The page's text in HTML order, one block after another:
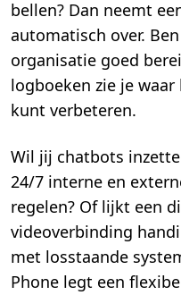
bellen? Dan neemt
automatisch over.
organisatie goed
logboeken zie je
kunt verbeteren.
Wil jij chatbots
24/7 interne en
regelen? Of lijkt een
videoverbinding
met losstaande
Phone legt een